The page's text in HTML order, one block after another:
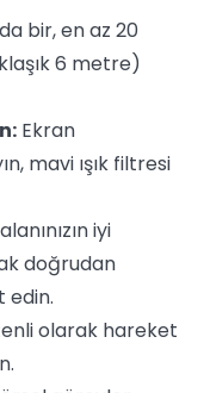
bir, en az 20
6 metre)
Ekran
mavi ışık filtresi
iyi
doğrudan
edin.
olarak hareket